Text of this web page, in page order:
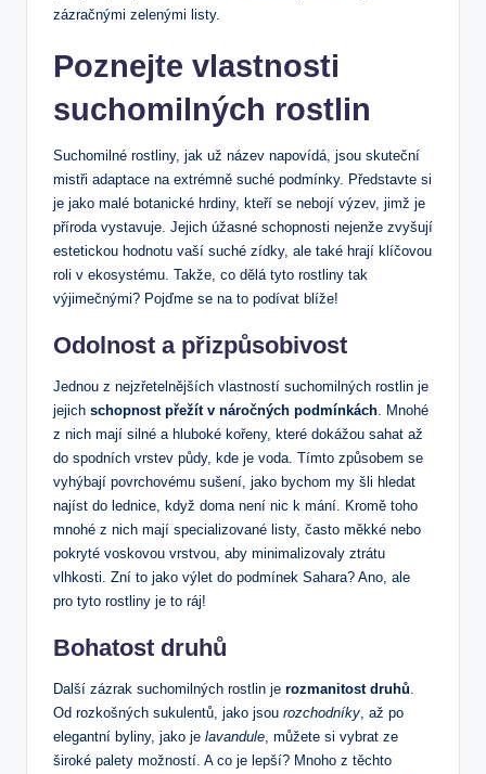
zázračnými zelenými listy.
Poznejte vlastnosti
suchomilných rostlin
Suchomilné rostliny, jak⁤ už název napovídá, ⁢jsou skuteční‌
mistři adaptace na extrémně suché podmínky. Představte si
je jako malé botanické hrdiny, kteří se nebojí výzev, jimž je
příroda vystavuje. Jejich úžasné ⁤schopnosti nejenže zvyšují
estetickou‍ hodnotu vaší suché zídky, ale⁣ také hrají klíčovou
roli v ekosystému. Takže, co dělá tyto rostliny tak
výjimečnými? Pojďme se na to podívat blíže!
Odolnost a⁢ přizpůsobivost
Jednou z nejzřetelnějších vlastností suchomilných rostlin je
jejich schopnost přežít v náročných podmínkách . Mnohé
z⁢ nich mají ⁣silné a hluboké kořeny, ‌které dokážou⁢ sahat až
do spodních ​vrstev půdy, kde je voda. Tímto způsobem se
vyhýbají povrchovému sušení, jako​ bychom my šli hledat
najíst do ⁢lednice, když doma ⁣není nic⁣ k mání. Kromě toho
mnohé z nich mají ⁤specializované listy, často měkké nebo
pokryté voskovou vrstvou, aby minimalizovaly ⁢ztrátu
⁢vlhkosti. Zní to ‌jako výlet ⁤do podmínek Sahara? Ano, ‍ale
pro tyto ‌rostliny je to ráj!
Bohatost druhů
Další zázrak ⁢suchomilných‌ rostlin je rozmanitost druhů
Od rozkošných sukulentů, jako jsou rozchodníky , až po
elegantní byliny, jako je lavandule , můžete si vybrat ze
široké palety možností. A co je lepší? Mnoho z těchto